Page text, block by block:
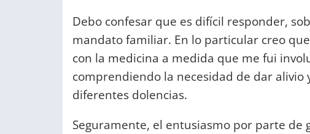
Debo confesar que es difícil responder,
mandato familiar. En lo particular creo
con la medicina a medida que me fui
comprendiendo la necesidad de dar alivio
diferentes dolencias.
Seguramente, el entusiasmo por parte de